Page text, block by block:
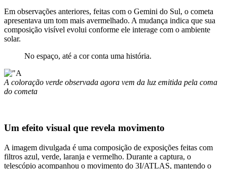
Em observações anteriores, feitas com o Gemini do Sul, o cometa
apresentava um tom mais avermelhado. A mudança indica que sua
composição visível evolui conforme ele interage com o ambiente
solar.
No espaço, até a cor conta uma história.
A coloração verde observada agora vem da luz emitida pela coma
do cometa
Um efeito visual que revela movimento
A imagem divulgada é uma composição de exposições feitas com
filtros azul, verde, laranja e vermelho. Durante a captura, o
telescópio acompanhou o movimento do 3I/ATLAS, mantendo o